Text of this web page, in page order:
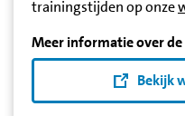
trainingstijden op onze
Meer informatie over
Bekijk